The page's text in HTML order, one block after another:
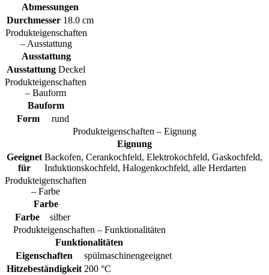
Abmessungen
Durchmesser 18.0 cm
Produkteigenschaften
– Ausstattung
Ausstattung
Ausstattung Deckel
Produkteigenschaften
– Bauform
Bauform
Form
rund
Produkteigenschaften – Eignung
Eignung
Geeignet
für
Backofen, Cerankochfeld, Elektrokochfeld, Gaskochfeld,
Induktionskochfeld, Halogenkochfeld, alle Herdarten
Produkteigenschaften
– Farbe
Farbe
Farbe
silber
Produkteigenschaften – Funktionalitäten
Funktionalitäten
Eigenschaften
spülmaschinengeeignet
Hitzebeständigkeit 200 °C